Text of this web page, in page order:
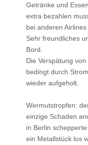
Getränke und
extra bezahlen
bei anderen
Sehr freundliches
Bord.
Die Verspätung
bedingt durch
wieder aufgeholt.
Wermutstropfen:
einzige Schaden
in Berlin
ein Metallstück los